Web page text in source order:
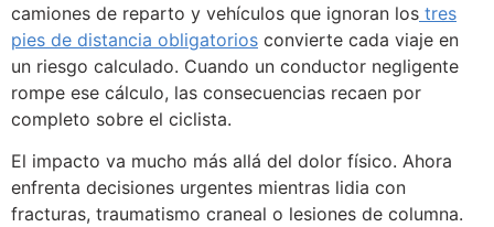
camiones de reparto y vehículos que ignoran los tres
pies de distancia obligatorios convierte cada viaje en
un riesgo calculado. Cuando un conductor negligente
rompe ese cálculo, las consecuencias recaen por
completo sobre el ciclista.
El impacto va mucho más allá del dolor físico. Ahora
enfrenta decisiones urgentes mientras lidia con
fracturas, traumatismo craneal o lesiones de columna.